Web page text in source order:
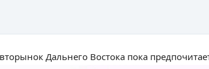
Дальнего Востока пока